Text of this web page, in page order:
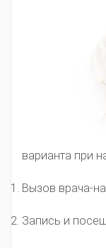
варианта при
Вызов врача-
Запись и